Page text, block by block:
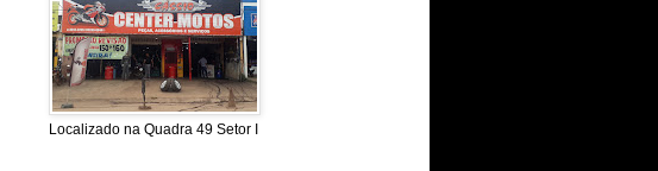
Localizado na Quadra 49 Setor I